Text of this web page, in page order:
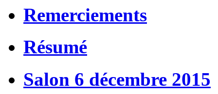
Remerciements
Résumé
Salon 6 décembre 2015